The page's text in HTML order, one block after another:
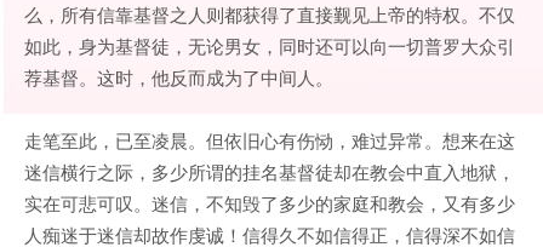
么，所有信靠基督之人则都获得了直接觐见上帝的特权。不仅
如此，身为基督徒，无论男女，同时还可以向一切普罗大众引
荐基督。这时，他反而成为了中间人。
走笔至此，已至凌晨。但依旧心有伤恸，难过异常。想来在这
迷信横行之际，多少所谓的挂名基督徒却在教会中直入地狱，
实在可悲可叹。迷信，不知毁了多少的家庭和教会，又有多少
人痴迷于迷信却故作虔诚！信得久不如信得正，信得深不如信